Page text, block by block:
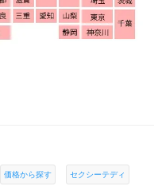
価格から探す セクシーテディ